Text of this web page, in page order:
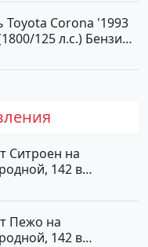
рублей, объявление
сайте Авторынок23
Toyota Corona '1993
125 л.с.) Бензин
цене 470000
Ситроен на
142 в
Пежо на
142 в